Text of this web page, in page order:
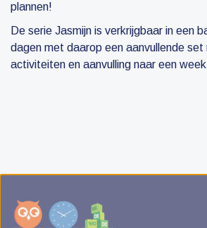
plannen!
De serie Jasmijn is verkrijgbaar in een
dagen met daarop een aanvullende
activiteiten en aanvulling naar een